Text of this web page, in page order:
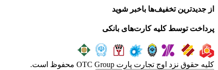
از جدیدترین تخفیف‌ها باخبر شوید
پرداخت توسط کلیه کارت‌های بانکی
کلیه حقوق نزد اوج تجارت پارت OTC Group محفوظ است.